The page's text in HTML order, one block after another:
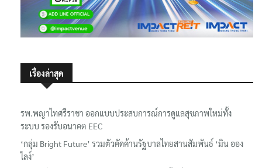
เรื่องล่าสุด
รพ.พญาไทศรีราชา ออกแบบประสบการณ์การดูแลสุขภาพใหม่ทั้ง
ระบบ รองรับอนาคต EEC
‘กลุ่ม Bright Future’ รวมตัวคัดค้านรัฐบาลไทยสานสัมพันธ์ ‘มิน ออง
ไลง์’